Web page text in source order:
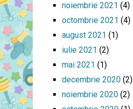
noiembrie 2021 (4)
octombrie 2021 (4)
august 2021 (1)
iulie 2021 (2)
mai 2021 (1)
decembrie 2020(2)
noiembrie 2020(2)